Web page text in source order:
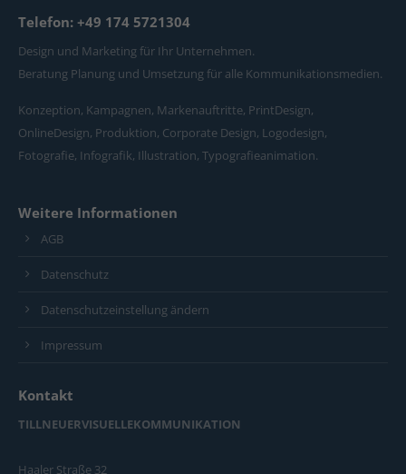
Telefon: +49 174 5721304
Design und Marketing für Ihr Unternehmen.
Beratung Planung und Umsetzung für alle Kommunikationsmedien.
Konzeption, Kampagnen, Markenauftritte, PrintDesign,
OnlineDesign, Produktion, Corporate Design, Logodesign,
Fotografie, Infografik, Illustration, Typografieanimation.
Weitere Informationen
AGB
Datenschutz
Datenschutzeinstellung ändern
Impressum
Kontakt
TILLNEUERVISUELLEKOMMUNIKATION
Haaler Straße 32